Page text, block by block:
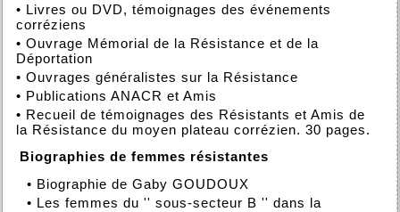
• Livres ou DVD, témoignages des événements
corréziens
• Ouvrage Mémorial de la Résistance et de la
Déportation
• Ouvrages généralistes sur la Résistance
• Publications ANACR et Amis
• Recueil de témoignages des Résistants et Amis de
la Résistance du moyen plateau corrézien. 30 pages.
Biographies de femmes résistantes
• Biographie de Gaby GOUDOUX
• Les femmes du '' sous-secteur B '' dans la